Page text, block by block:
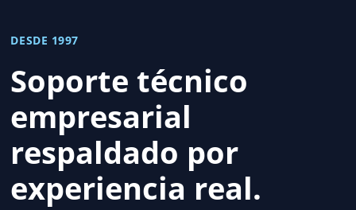
DESDE 1997
Soporte técnico
empresarial
respaldado por
experiencia real.